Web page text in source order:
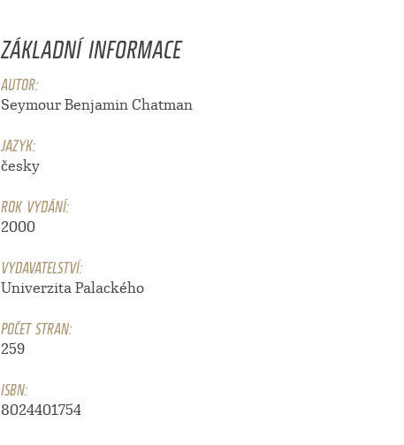
ZÁKLADNÍ INFORMACE
AUTOR:
Seymour Benjamin Chatman
JAZYK:
česky
ROK VYDÁNÍ:
2000
VYDAVATELSTVÍ:
Univerzita Palackého
POČET STRAN:
259
ISBN:
8024401754